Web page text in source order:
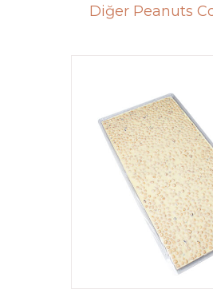
Diğer Peanuts